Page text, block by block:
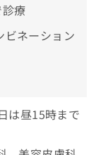
療
ビネーション
は昼15時まで